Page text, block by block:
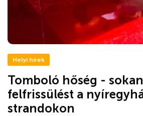
Helyi hírek
Tomboló hőség -
felfrissülést a
strandokon